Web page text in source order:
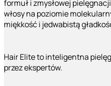
formuł i zmysłowej
włosy na poziomie
miękkość i jedwabistą
Hair Elite to inteligentna
przez ekspertów.